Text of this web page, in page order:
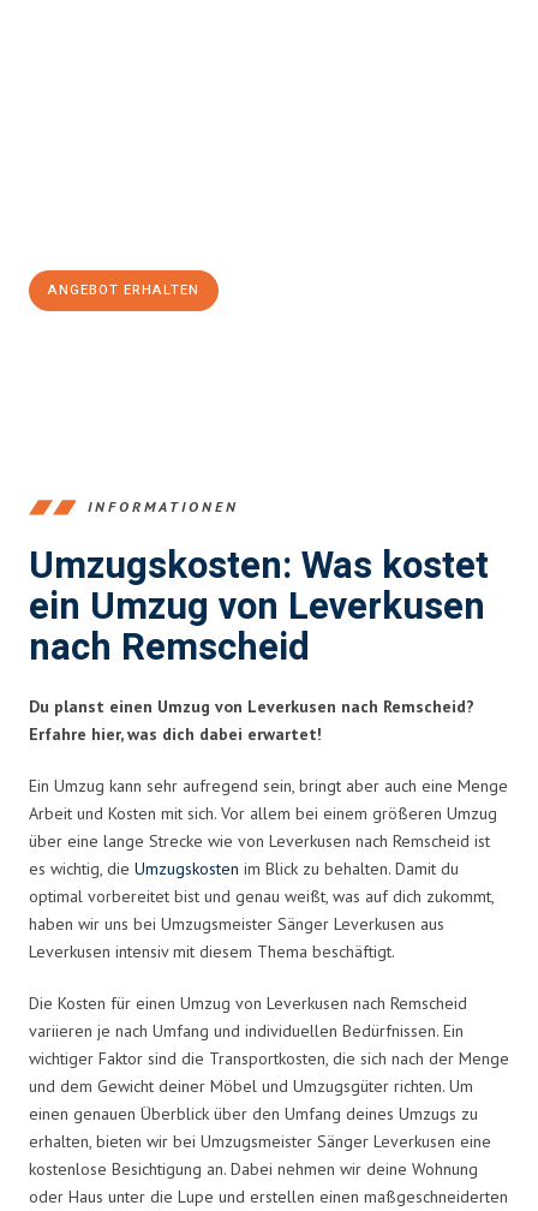
ANGEBOT ERHALTEN
INFORMATIONEN
Umzugskosten: Was kostet
ein Umzug von Leverkusen
nach Remscheid
Du planst einen Umzug von Leverkusen nach Remscheid?
Erfahre hier, was dich dabei erwartet!
Ein Umzug kann sehr aufregend sein, bringt aber auch eine Menge
Arbeit und Kosten mit sich. Vor allem bei einem größeren Umzug
über eine lange Strecke wie von Leverkusen nach Remscheid ist
es wichtig, die Umzugskosten im Blick zu behalten. Damit du
optimal vorbereitet bist und genau weißt, was auf dich zukommt,
haben wir uns bei Umzugsmeister Sänger Leverkusen aus
Leverkusen intensiv mit diesem Thema beschäftigt.
Die Kosten für einen Umzug von Leverkusen nach Remscheid
variieren je nach Umfang und individuellen Bedürfnissen. Ein
wichtiger Faktor sind die Transportkosten, die sich nach der Menge
und dem Gewicht deiner Möbel und Umzugsgüter richten. Um
einen genauen Überblick über den Umfang deines Umzugs zu
erhalten, bieten wir bei Umzugsmeister Sänger Leverkusen eine
kostenlose Besichtigung an. Dabei nehmen wir deine Wohnung
oder Haus unter die Lupe und erstellen einen maßgeschneiderten